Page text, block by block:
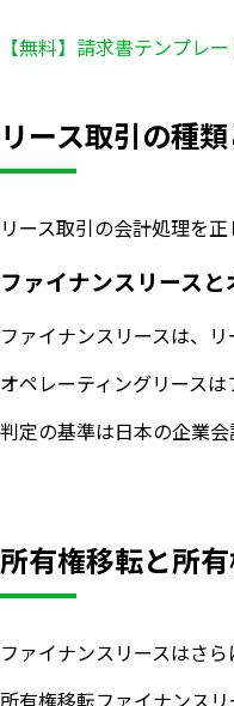
【無料】請求書テンプレ
リース取引の種
リース取引の会計処理を
ファイナンスリース
ファイナンスリースは、
オペレーティングリース
判定の基準は日本の企業
所有権移転と所
ファイナンスリースはさ
所有権移転ファイナンス